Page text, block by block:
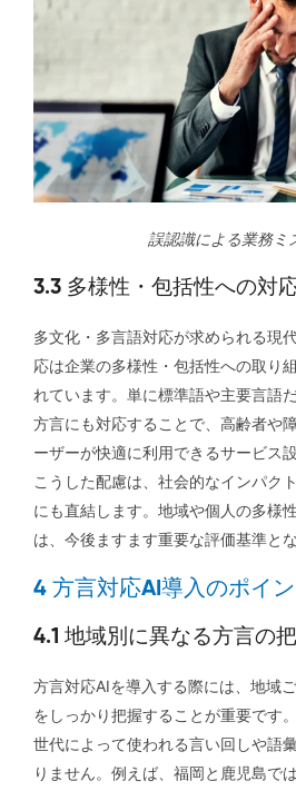
誤認識による業務ミ
3.3 多様性・包括性への対
多文化・多言語対応が求められる現
応は企業の多様性・包括性への取り
れています。単に標準語や主要言語
方言にも対応することで、高齢者や
ーザーが快適に利用できるサービス
こうした配慮は、社会的なインパク
にも直結します。地域や個人の多様
は、今後ますます重要な評価基準と
4 方言対応AI導入のポイ
4.1 地域別に異なる方言の
方言対応AIを導入する際には、地域
をしっかり把握することが重要です
世代によって使われる言い回しや語
りません。例えば、福岡と鹿児島で